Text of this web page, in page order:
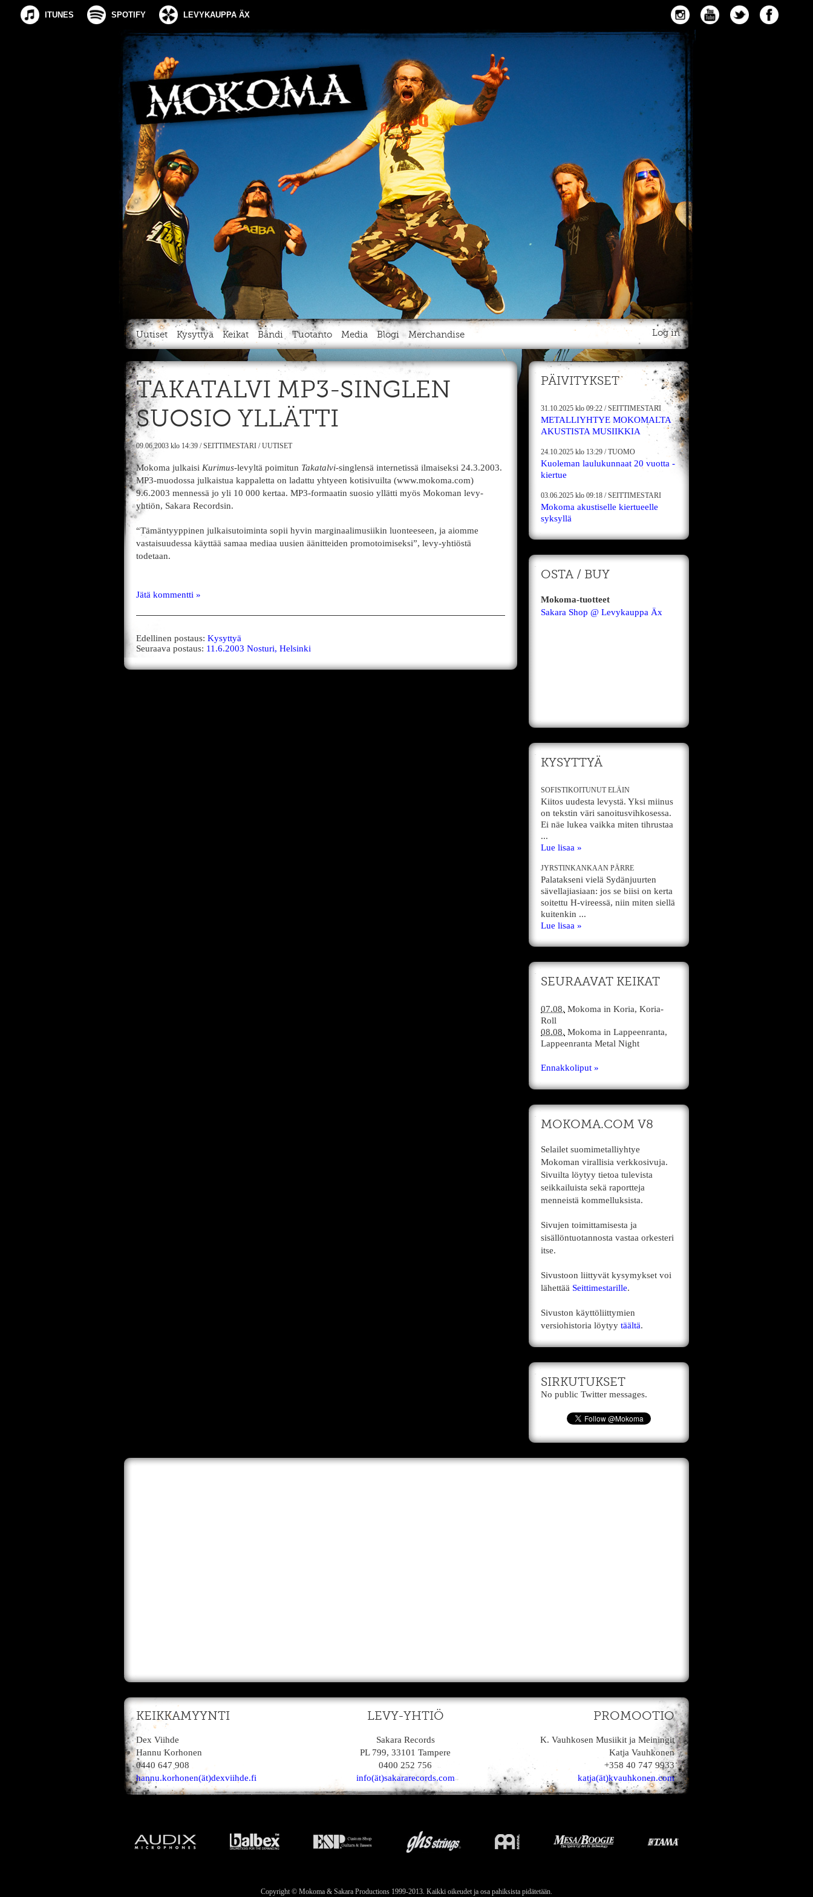
ITUNES SPOTIFY LEVYKAUPPA ÄX
Uutiset Kysyttyä Keikat Bändi Tuotanto Media Blogi Merchandise Log in
TAKATALVI MP3-SINGLEN
SUOSIO YLLÄTTI
09.06.2003 klo 14:39 /SEITTIMESTARI /UUTISET
Mokoma julkaisi Kurimus-levyltä poimitun Takatalvi-singlensä internetissä ilmaiseksi 24.3.2003.
MP3-muodossa julkaistua kappaletta on ladattu yhtyeen kotisivuilta (www.mokoma.com)
9.6.2003 mennessä jo yli 10 000 kertaa. MP3-formaatin suosio yllätti myös Mokoman levy-
yhtiön, Sakara Recordsin.
“Tämäntyyppinen julkaisutoiminta sopii hyvin marginaalimusiikin luonteeseen, ja aiomme
vastaisuudessa käyttää samaa mediaa uusien äänitteiden promotoimiseksi”, levy-yhtiöstä
todetaan.
Jätä kommentti »
Edellinen postaus: Kysyttyä
Seuraava postaus: 11.6.2003 Nosturi, Helsinki
PÄIVITYKSET
31.10.2025 klo 09:22 /SEITTIMESTARI
METALLIYHTYE MOKOMALTA
AKUSTISTA MUSIIKKIA
24.10.2025 klo 13:29 /TUOMO
Kuoleman laulukunnaat 20 vuotta -
kiertue
03.06.2025 klo 09:18 /SEITTIMESTARI
Mokoma akustiselle kiertueelle
syksyllä
OSTA / BUY
Mokoma-tuotteet
Sakara Shop @ Levykauppa Äx
KYSYTTYÄ
SOFISTIKOITUNUT ELÄIN
Kiitos uudesta levystä. Yksi miinus
on tekstin väri sanoitusvihkosessa.
Ei näe lukea vaikka miten tihrustaa
...
Lue lisaa »
JYRSTINKANKAAN PÄRRE
Palatakseni vielä Sydänjuurten
sävellajiasiaan: jos se biisi on kerta
soitettu H-vireessä, niin miten siellä
kuitenkin ...
Lue lisaa »
SEURAAVAT KEIKAT
07.08. Mokoma in Koria, Koria-
Roll
08.08. Mokoma in Lappeenranta,
Lappeenranta Metal Night
Ennakkoliput »
MOKOMA.COM V8
Selailet suomimetalliyhtye
Mokoman virallisia verkkosivuja.
Sivuilta löytyy tietoa tulevista
seikkailuista sekä raportteja
menneistä kommelluksista.
Sivujen toimittamisesta ja
sisällöntuotannosta vastaa orkesteri
itse.
Sivustoon liittyvät kysymykset voi
lähettää Seittimestarille.
Sivuston käyttöliittymien
versiohistoria löytyy täältä.
SIRKUTUKSET
No public Twitter messages.
KEIKKAMYYNTI
Dex Viihde
Hannu Korhonen
0440 647 908
hannu.korhonen(ät)dexviihde.fi
LEVY-YHTIÖ
Sakara Records
PL 799, 33101 Tampere
0400 252 756
info(ät)sakararecords.com
PROMOOTIO
K. Vauhkosen Musiikit ja Meiningit
Katja Vauhkonen
+358 40 747 9933
katja(ät)kvauhkonen.com
Copyright © Mokoma & Sakara Productions 1999-2013. Kaikki oikeudet ja osa pahiksista pidätetään.